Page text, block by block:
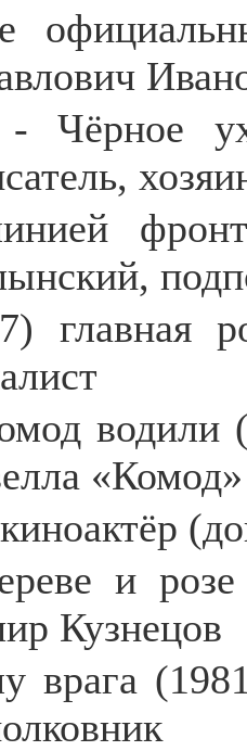
Чёрное
главная
водили
«Комод»
и
Кузнецов
врага